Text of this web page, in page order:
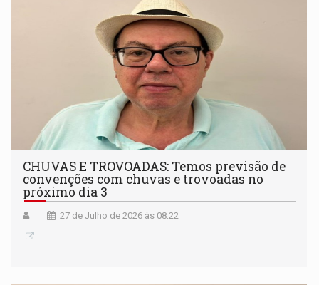
CHUVAS E TROVOADAS: Temos previsão de
convenções com chuvas e trovoadas no
próximo dia 3
27 de Julho de 2026 às 08:22